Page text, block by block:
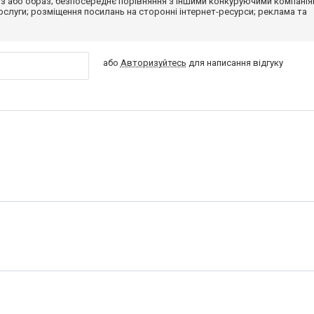
розміщення посилань на сторонні інтернет-ресурси; реклама та
або Авторизуйтесь для написання відгуку